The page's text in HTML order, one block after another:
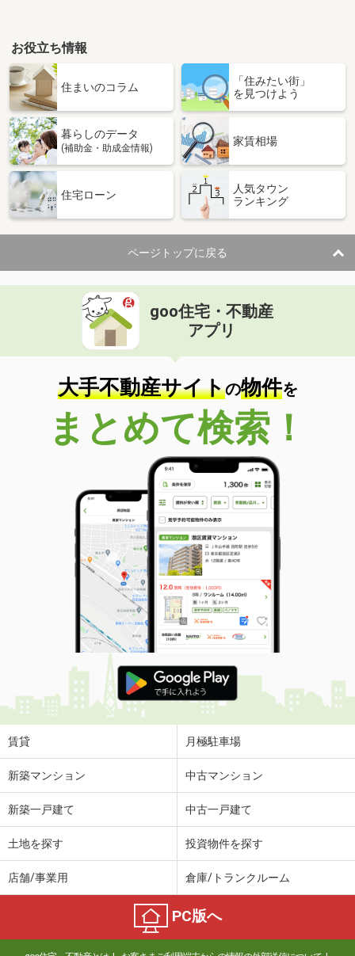
お役立ち情報
住まいのコラム
「住みたい街」
を見つけよう
暮らしのデータ
(補助金・助成金情報)
家賃相場
住宅ローン
人気タウン
ランキング
ページトップに戻る
goo住宅・不動産
アプリ
大手不動産サイトの物件を
まとめて検索！
賃貸 月極駐車場
新築マンション 中古マンション
新築一戸建て 中古一戸建て
土地を探す 投資物件を探す
店舗/事業用 倉庫/トランクルーム
PC版へ